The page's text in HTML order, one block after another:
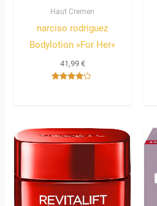
Haut Cremen
narciso rodriguez
Bodylotion »For Her«
41,99 €